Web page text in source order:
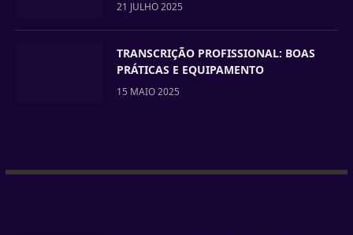
21 JULHO 2025
TRANSCRIÇÃO PROFISSIONAL: BOAS
PRÁTICAS E EQUIPAMENTO
15 MAIO 2025